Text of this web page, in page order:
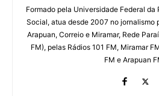
Formado pela Universidade Federal
Social, atua desde 2007 no jornalismo
Arapuan, Correio e Miramar, Rede
FM), pelas Rádios 101 FM, Miramar
FM e Arapuan